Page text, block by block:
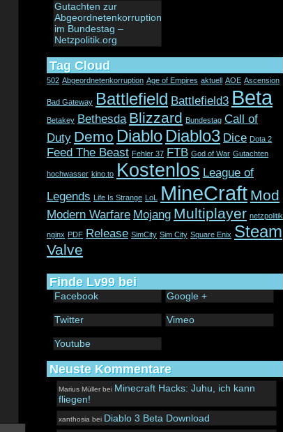
Gutachten zur
Abgeordnetenkorruption
im Bundestag –
Netzpolitik.org
Tag Cloud
502 Abgeordnetenkorruption Age of Empires aktuell AOE Ascension
Bad Gateway Battlefield Battlefield3 Beta
Betakey Bethesda Blizzard Bundestag Call of
Duty Demo Diablo Diablo3 Dice Dota 2
Feed The Beast Fehler 37 FTB God of War Gutachten
hochwasser kino.to Kostenlos League of
Legends Life Is Strange LoL MineCraft Mod
Modern Warfare Mojang Multiplayer netzpolitik
nginx PDF Release SimCity Sim City Square Enix Steam
Valve
Finde Lv99 bei
Facebook Google +
Twitter Vimeo
Youtube
Neuste Kommentare
Marius Müller bei Minecraft Hacks: Juhu, ich kann
fliegen!
xanthosia bei Diablo 3 Beta Download